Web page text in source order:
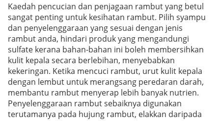
Kaedah pencucian dan penjagaan rambut yang betul
sangat penting untuk kesihatan rambut. Pilih syampu
dan penyelenggaraan yang sesuai dengan jenis
rambut anda, hindari produk yang mengandungi
sulfate kerana bahan-bahan ini boleh membersihkan
kulit kepala secara berlebihan, menyebabkan
kekeringan. Ketika mencuci rambut, urut kulit kepala
dengan lembut untuk merangsang peredaran darah,
membantu rambut menyerap lebih banyak nutrien.
Penyelenggaraan rambut sebaiknya digunakan
terutamanya pada hujung rambut, elakkan daripada